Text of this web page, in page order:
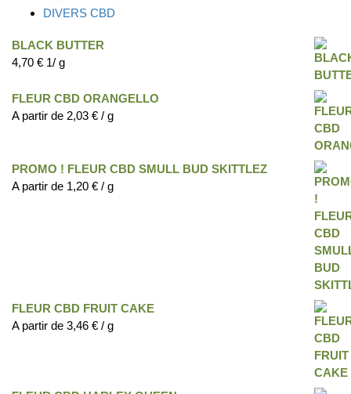
DIVERS CBD
BLACK BUTTER
4,70 € 1/ g
FLEUR CBD ORANGELLO
A partir de 2,03 € / g
PROMO ! FLEUR CBD SMULL BUD SKITTLEZ
A partir de 1,20 € / g
FLEUR CBD FRUIT CAKE
A partir de 3,46 € / g